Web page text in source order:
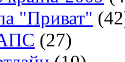
"Приват"
(27)